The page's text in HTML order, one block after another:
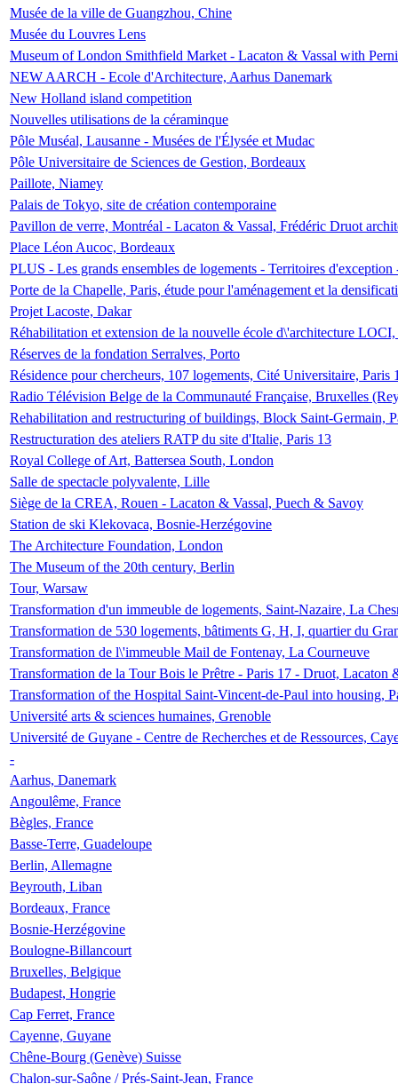
Musée de la ville de Guangzhou, Chine
Musée du Louvres Lens
Museum of London Smithfield Market - Lacaton & Vassal with
NEW AARCH - Ecole d'Architecture, Aarhus Danemark
New Holland island competition
Nouvelles utilisations de la céraminque
Pôle Muséal, Lausanne - Musées de l'Élysée et Mudac
Pôle Universitaire de Sciences de Gestion, Bordeaux
Paillote, Niamey
Palais de Tokyo, site de création contemporaine
Pavillon de verre, Montréal - Lacaton & Vassal, Frédéric Druot
Place Léon Aucoc, Bordeaux
PLUS - Les grands ensembles de logements - Territoires
Porte de la Chapelle, Paris, étude pour l'aménagement et la
Projet Lacoste, Dakar
Réhabilitation et extension de la nouvelle école d\'architecture
Réserves de la fondation Serralves, Porto
Résidence pour chercheurs, 107 logements, Cité Universitaire, Paris
Radio Télévision Belge de la Communauté Française, Bruxelles
Rehabilitation and restructuring of buildings, Block Saint-Germain,
Restructuration des ateliers RATP du site d'Italie, Paris 13
Royal College of Art, Battersea South, London
Salle de spectacle polyvalente, Lille
Siège de la CREA, Rouen - Lacaton & Vassal, Puech & Savoy
Station de ski Klekovaca, Bosnie-Herzégovine
The Architecture Foundation, London
The Museum of the 20th century, Berlin
Tour, Warsaw
Transformation d'un immeuble de logements, Saint-Nazaire, La
Transformation de 530 logements, bâtiments G, H, I, quartier du
Transformation de l\'immeuble Mail de Fontenay, La Courneuve
Transformation de la Tour Bois le Prêtre - Paris 17 - Druot, Lacaton
Transformation of the Hospital Saint-Vincent-de-Paul into housing,
Université arts & sciences humaines, Grenoble
Université de Guyane - Centre de Recherches et de Ressources,
-
Aarhus, Danemark
Angoulême, France
Bègles, France
Basse-Terre, Guadeloupe
Berlin, Allemagne
Beyrouth, Liban
Bordeaux, France
Bosnie-Herzégovine
Boulogne-Billancourt
Bruxelles, Belgique
Budapest, Hongrie
Cap Ferret, France
Cayenne, Guyane
Chêne-Bourg (Genève) Suisse
Chalon-sur-Saône / Prés-Saint-Jean, France